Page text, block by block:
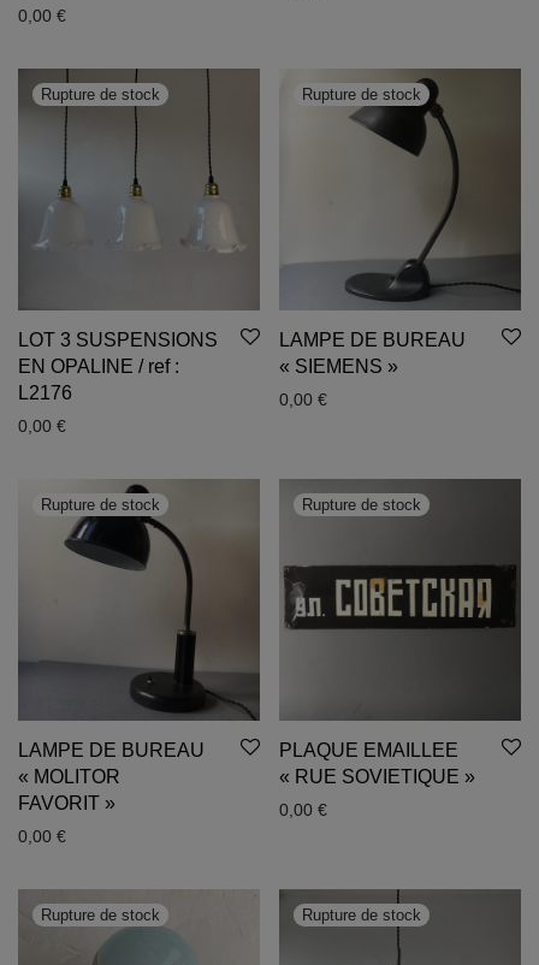
0,00 €
LOT 3 SUSPENSIONS
EN OPALINE / ref :
L2176
0,00 €
LAMPE DE BUREAU
« SIEMENS »
0,00 €
LAMPE DE BUREAU
« MOLITOR
FAVORIT »
0,00 €
PLAQUE EMAILLEE
« RUE SOVIETIQUE »
0,00 €